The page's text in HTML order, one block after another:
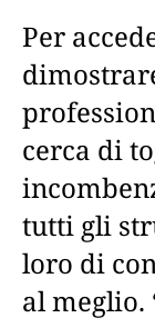
Per
cerca di
tutti gli
loro di
al meglio.